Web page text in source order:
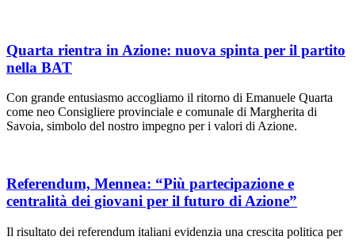
Quarta rientra in Azione: nuova spinta per il partito
nella BAT
Con grande entusiasmo accogliamo il ritorno di Emanuele Quarta
come neo Consigliere provinciale e comunale di Margherita di
Savoia, simbolo del nostro impegno per i valori di Azione.
Referendum, Mennea: “Più partecipazione e
centralità dei giovani per il futuro di Azione”
Il risultato dei referendum italiani evidenzia una crescita politica per